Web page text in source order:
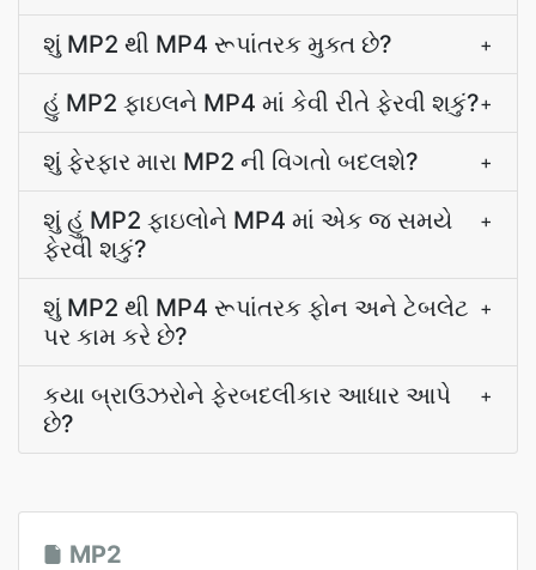
શું MP2 થી MP4 રૂપાંતરક મુક્ત છે? +
હું MP2 ફાઇલને MP4 માં કેવી રીતે ફેરવી શકું?+
શું ફેરફાર મારા MP2 ની વિગતો બદલશે? +
શું હું MP2 ફાઇલોને MP4 માં એક જ સમયે
ફેરવી શકું?
+
શું MP2 થી MP4 રૂપાંતરક ફોન અને ટેબલેટ
પર કામ કરે છે?
+
કયા બ્રાઉઝરોને ફેરબદલીકાર આધાર આપે
છે?
+
MP2